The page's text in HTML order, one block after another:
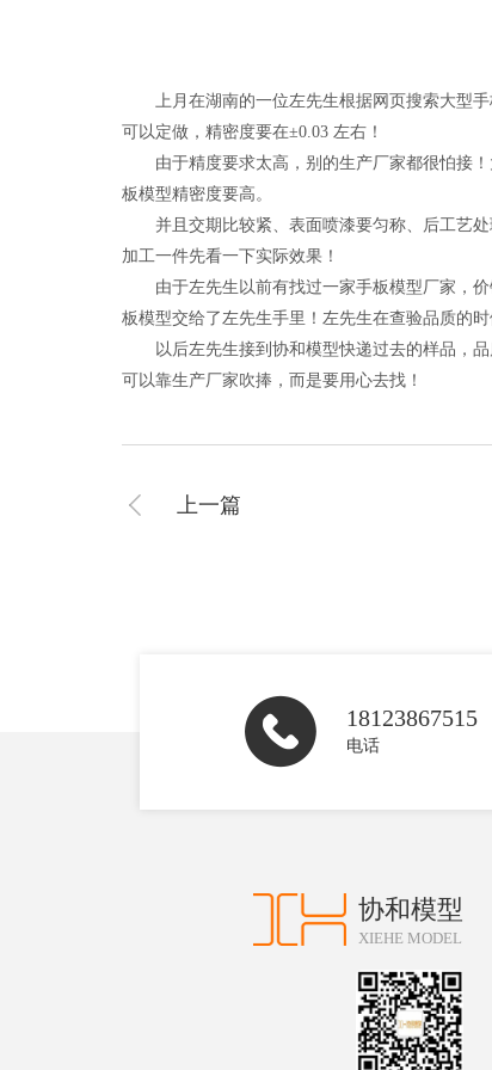
上月在湖南的一位左先生根据网页搜索大型手
可以定做，精密度要在±0.03 左右！
由于精度要求太高，别的生产厂家都很怕接！
板模型精密度要高。
并且交期比较紧、表面喷漆要匀称、后工艺处
加工一件先看一下实际效果！
由于左先生以前有找过一家手板模型厂家，价
板模型交给了左先生手里！左先生在查验品质的
以后左先生接到协和模型快递过去的样品，品
可以靠生产厂家吹捧，而是要用心去找！
上一篇
18123867515
电话
协和模型
XIEHE MODEL